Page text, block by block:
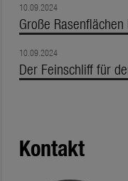
10.09.2024
Große
10.09.2024
Der Feinschliff für
Kontakt